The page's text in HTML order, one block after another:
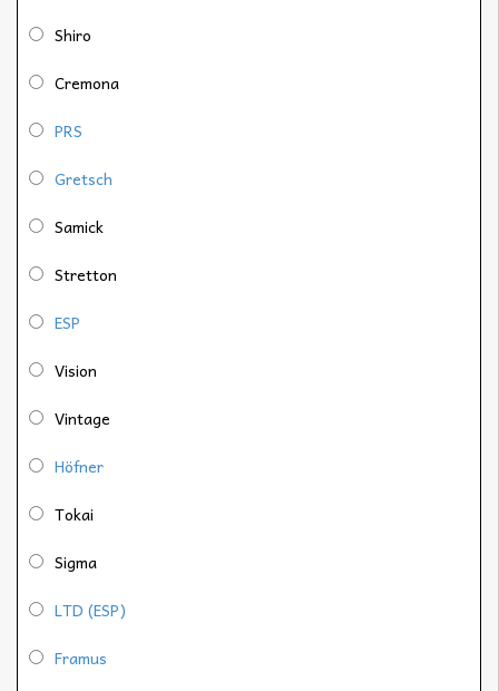
Shiro
Cremona
PRS
Gretsch
Samick
Stretton
ESP
Vision
Vintage
Höfner
Tokai
Sigma
LTD (ESP)
Framus